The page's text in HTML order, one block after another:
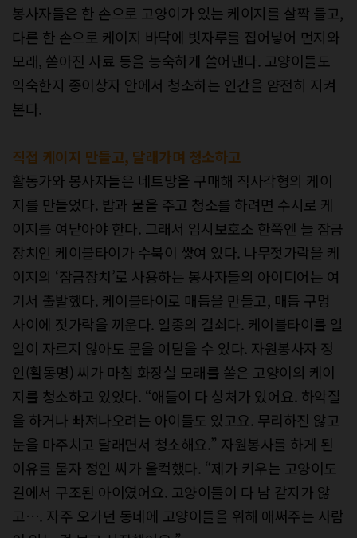
봉사자들은 한 손으로 고양이가 있는 케이지를 살짝 들고,
다른 한 손으로 케이지 바닥에 빗자루를 집어넣어 먼지와
모래, 쏟아진 사료 등을 능숙하게 쓸어낸다. 고양이들도
익숙한지 종이상자 안에서 청소하는 인간을 얌전히 지켜
본다.
직접 케이지 만들고, 달래가며 청소하고
활동가와 봉사자들은 네트망을 구매해 직사각형의 케이
지를 만들었다. 밥과 물을 주고 청소를 하려면 수시로 케
이지를 여닫아야 한다. 그래서 임시보호소 한쪽엔 늘 잠금
장치인 케이블타이가 수북이 쌓여 있다. 나무젓가락을 케
이지의 ‘잠금장치’로 사용하는 봉사자들의 아이디어는 여
기서 출발했다. 케이블타이로 매듭을 만들고, 매듭 구멍
사이에 젓가락을 끼운다. 일종의 걸쇠다. 케이블타이를 일
일이 자르지 않아도 문을 여닫을 수 있다. 자원봉사자 정
인(활동명) 씨가 마침 화장실 모래를 쏟은 고양이의 케이
지를 청소하고 있었다. “애들이 다 상처가 있어요. 하악질
을 하거나 빠져나오려는 아이들도 있고요. 무리하진 않고
눈을 마주치고 달래면서 청소해요.” 자원봉사를 하게 된
이유를 묻자 정인 씨가 울컥했다. “제가 키우는 고양이도
길에서 구조된 아이였어요. 고양이들이 다 남 같지가 않
고…. 자주 오가던 동네에 고양이들을 위해 애써주는 사람